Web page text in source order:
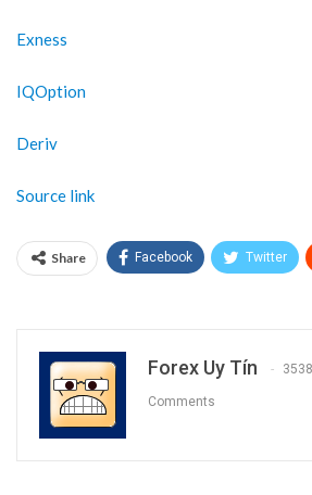
Exness
IQOption
Deriv
Source link
Share Facebook Twitter
Forex Uy Tín
Comments